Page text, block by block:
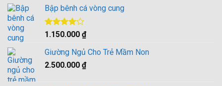
4.00 5
sao
là:
Bập bênh cá vòng cung
Được
4.005
sao
1.150.000 ₫
Giường Ngủ Cho Trẻ Mầm Non
2.500.000 ₫